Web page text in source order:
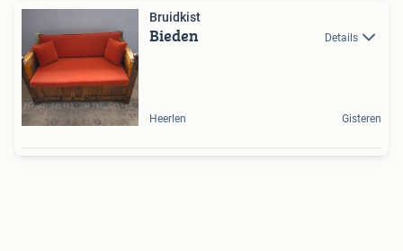
Bruidkist
Bieden Details
Heerlen Gisteren